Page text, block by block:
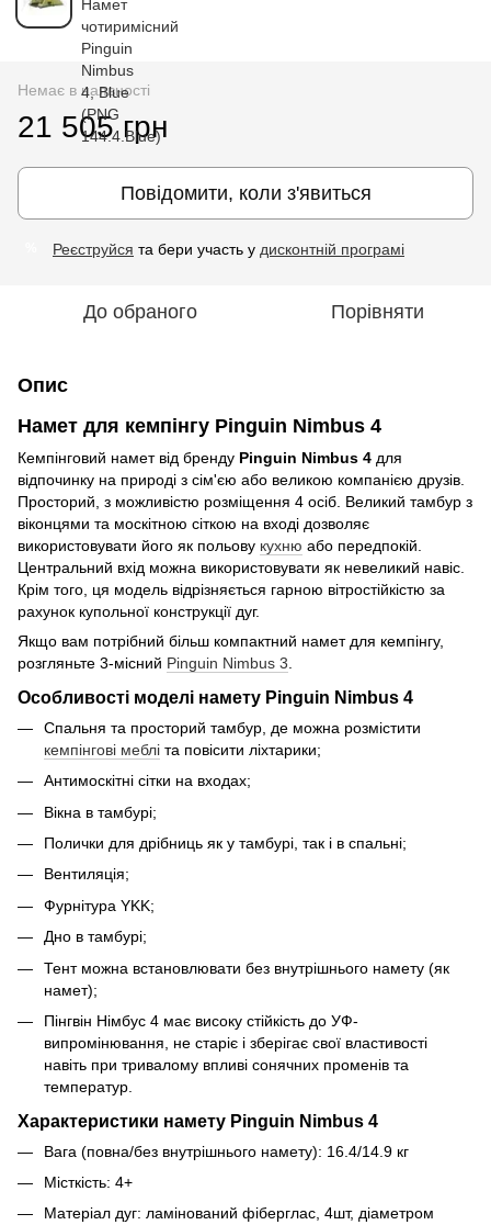
Немає в наявності
21 505 грн
Повідомити, коли з'явиться
Реєструйся та бери участь у дисконтній програмі
До обраного Порівняти
Опис
Намет для кемпінгу Pinguin Nimbus 4
Кемпінговий намет від бренду Pinguin Nimbus 4 для
відпочинку на природі з сім'єю або великою компанією друзів.
Просторий, з можливістю розміщення 4 осіб. Великий тамбур з
віконцями та москітною сіткою на вході дозволяє
використовувати його як польову кухню або передпокій.
Центральний вхід можна використовувати як невеликий навіс.
Крім того, ця модель відрізняється гарною вітростійкістю за
рахунок купольної конструкції дуг.
Якщо вам потрібний більш компактний намет для кемпінгу,
розгляньте 3-місний Pinguin Nimbus 3
Особливості моделі намету Pinguin Nimbus 4
Спальня та просторий тамбур, де можна розмістити
кемпінгові меблі та повісити ліхтарики;
Антимоскітні сітки на входах;
Вікна в тамбурі;
Полички для дрібниць як у тамбурі, так і в спальні;
Вентиляція;
Фурнітура YKK;
Дно в тамбурі;
Тент можна встановлювати без внутрішнього намету (як
намет);
Пінгвін Німбус 4 має високу стійкість до УФ-
випромінювання, не старіє і зберігає свої властивості
навіть при тривалому впливі сонячних променів та
температур.
Характеристики намету Pinguin Nimbus 4
Вага (повна/без внутрішнього намету): 16.4/14.9 кг
Місткість: 4+
Матеріал дуг: ламінований фіберглас, 4шт, діаметром